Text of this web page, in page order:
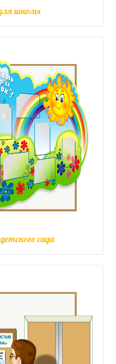
школы
сада